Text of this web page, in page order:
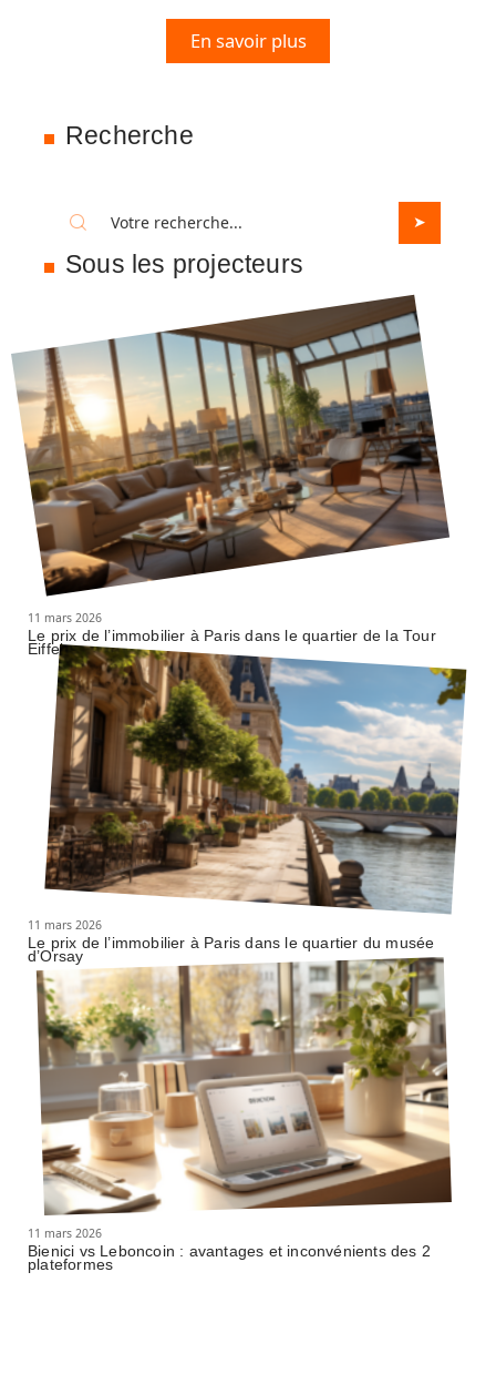
En savoir plus
Recherche
Sous les projecteurs
11 mars 2026
Le prix de l’immobilier à Paris dans le quartier de la Tour
Eiffel
11 mars 2026
Le prix de l’immobilier à Paris dans le quartier du musée
d’Orsay
11 mars 2026
Bienici vs Leboncoin : avantages et inconvénients des 2
plateformes